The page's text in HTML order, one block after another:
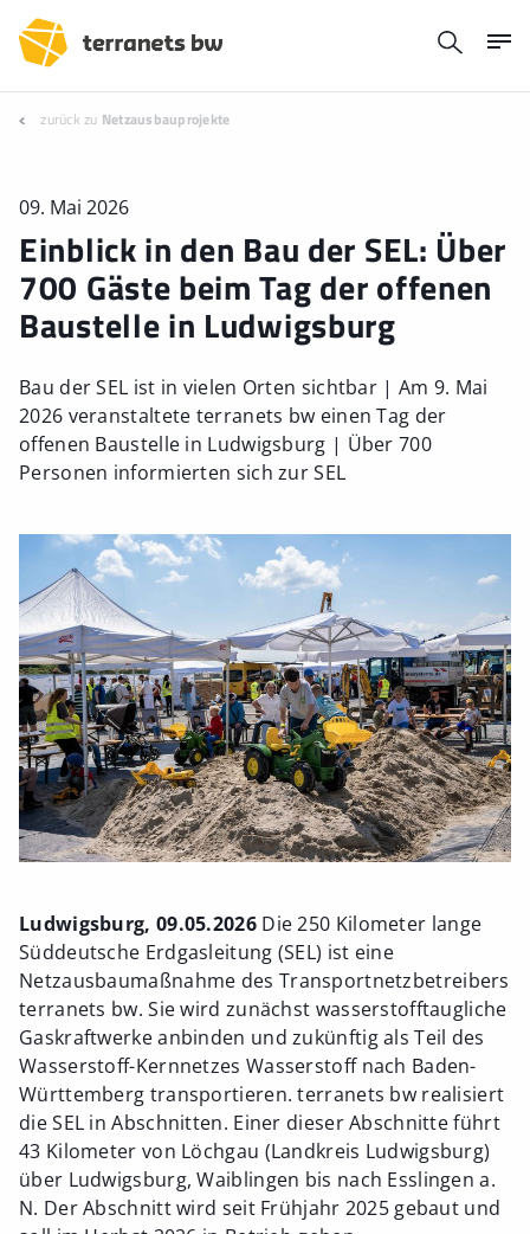
zurück zu Netzausbauprojekte
09. Mai 2026
Einblick in den Bau der SEL: Über
700 Gäste beim Tag der offenen
Baustelle in Ludwigsburg
Bau der SEL ist in vielen Orten sichtbar | Am 9. Mai
2026 veranstaltete terranets bw einen Tag der
offenen Baustelle in Ludwigsburg | Über 700
Personen informierten sich zur SEL
Ludwigsburg, 09.05.2026Die 250 Kilometer lange
Süddeutsche Erdgasleitung (SEL) ist eine
Netzausbaumaßnahme des Transportnetzbetreibers
terranets bw. Sie wird zunächst wasserstofftaugliche
Gaskraftwerke anbinden und zukünftig als Teil des
Wasserstoff-Kernnetzes Wasserstoff nach Baden-
Württemberg transportieren. terranets bw realisiert
die SEL in Abschnitten. Einer dieser Abschnitte führt
43 Kilometer von Löchgau (Landkreis Ludwigsburg)
über Ludwigsburg, Waiblingen bis nach Esslingen a.
N. Der Abschnitt wird seit Frühjahr 2025 gebaut und